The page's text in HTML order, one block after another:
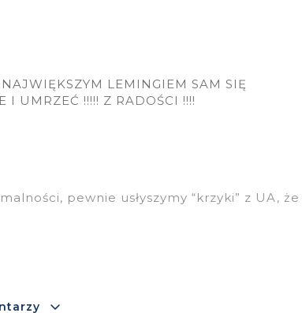
LEMINGIEM SAM SIĘ
I UMRZEĆ !!!!! Z RADOŚCI !!!!
pewnie usłyszymy “krzyki” z UA, że